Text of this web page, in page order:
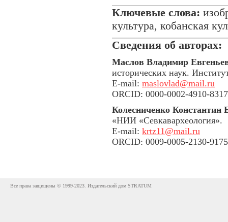
Ключевые слова:
культура, кобанская
Сведения об авторах:
Маслов Владимир
исторических наук.
E-mail: maslovlad@mail.ru
ORCID: 0000-0002-4910-8317
Колесниченко Константин
«НИИ «Севкавархеология».
E-mail: krtz11@mail.ru
ORCID: 0009-0005-2130-9175
Все права защищены © 1999-2023. Издательский дом STRATUM